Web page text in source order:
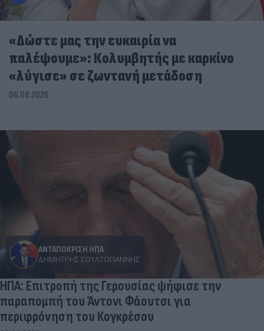
«Δώστε μας την ευκαιρία να
παλέψουμε»: Κολυμβητής με καρκίνο
«λύγισε» σε ζωντανή μετάδοση
06.08.2026
ΑΝΤΑΠΟΚΡΙΣΗ ΗΠΑ
ΔΗΜΉΤΡΗΣ ΣΟΥΛΤΟΓΙΆΝΝΗΣ
ΗΠΑ: Επιτροπή της Γερουσίας ψήφισε την
παραπομπή του Άντονι Φάουτσι για
περιφρόνηση του Κογκρέσου